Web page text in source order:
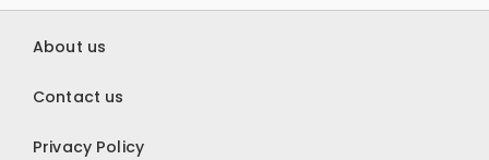
About us
Contact us
Privacy Policy